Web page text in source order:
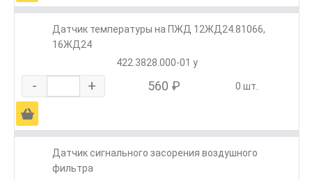
Датчик температуры на ПЖД 12ЖД24.81066,
16ЖД24
422.3828.000-01 у
- + 560 ₽ 0 шт.
Ä
Датчик сигнального засорения воздушного
фильтра